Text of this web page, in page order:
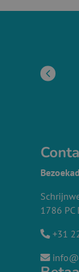
1786 PC
+31